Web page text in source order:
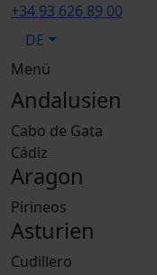
+34 93 626 89 00
DE
Menü
Andalusien
Cabo de Gata
Cádiz
Aragon
Pirineos
Asturien
Cudillero